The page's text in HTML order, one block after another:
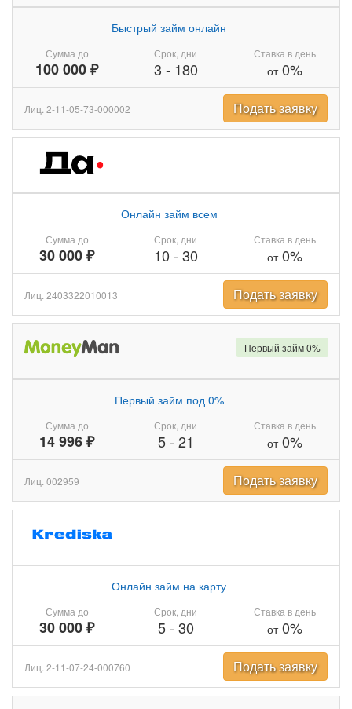
Сумма до
100 000 ₽
Быстрый займ онлайн
Срок, дни
3 - 180
Ставка в день
от0%
Лиц. 2-11-05-73-000002 Подать заявку
Сумма до
30 000 ₽
Онлайн займ всем
Срок, дни
10 - 30
Ставка в день
от0%
Лиц. 2403322010013 Подать заявку
Сумма до
14 996 ₽
Первый займ под 0%
Срок, дни
5- 21
Ставка в день
от0%
Первый займ 0%
Лиц. 002959 Подать заявку
Сумма до
30 000 ₽
Онлайн займ на карту
Срок, дни
5- 30
Ставка в день
от0%
Лиц. 2-11-07-24-000760 Подать заявку